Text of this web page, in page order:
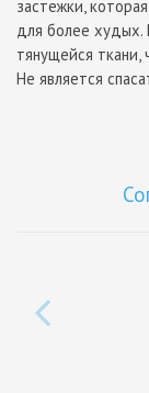
застежки,
для более худых.
тянущейся
Не является